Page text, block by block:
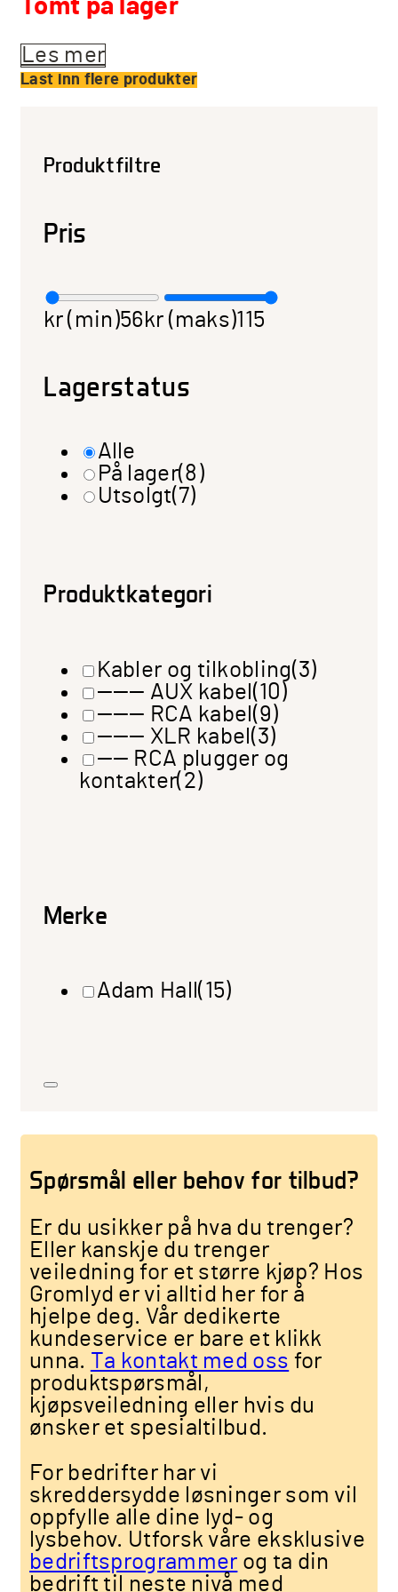
Tomt på lager
Les mer
Last inn flere produkter
Produktfiltre
Pris
kr (min)56 kr (maks)115
Lagerstatus
Alle
På lager(8)
Utsolgt(7)
Produktkategori
Kabler og tilkobling(3)
——— AUX kabel(10)
——— RCA kabel(9)
——— XLR kabel(3)
—— RCA plugger og
kontakter(2)
Merke
Adam Hall(15)
Spørsmål eller behov for tilbud?
Er du usikker på hva du trenger?
Eller kanskje du trenger
veiledning for et større kjøp? Hos
Gromlyd er vi alltid her for å
hjelpe deg. Vår dedikerte
kundeservice er bare et klikk
unna.
Ta kontakt med oss for
produktspørsmål,
kjøpsveiledning eller hvis du
ønsker et spesialtilbud.
For bedrifter har vi
skreddersydde løsninger som vil
oppfylle alle dine lyd- og
lysbehov. Utforsk våre eksklusive
bedriftsprogrammer og ta din
bedrift til neste nivå med